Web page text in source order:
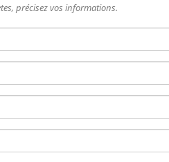
précisez vos informations.